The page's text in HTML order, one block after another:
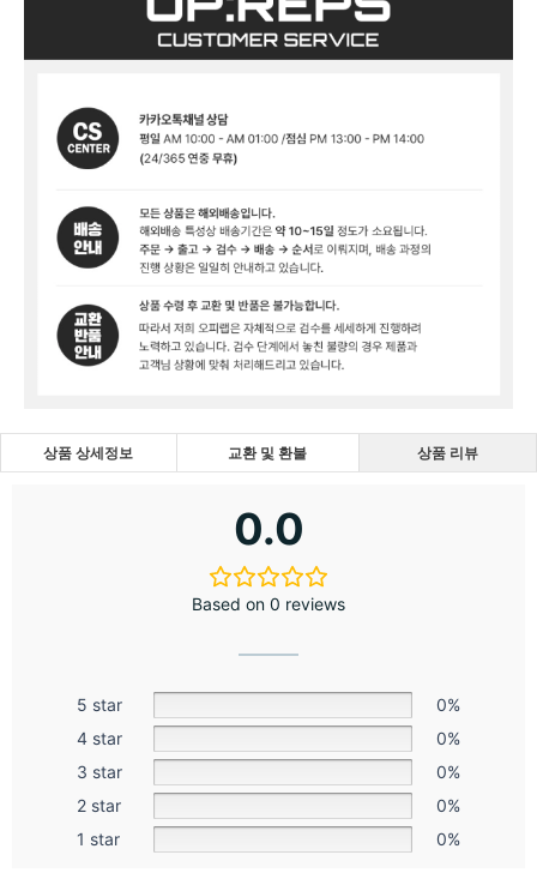
상품 상세정보 교환 및 환불 상품 리뷰
0.0
Based on 0 reviews
5 star
0%
4 star
0%
3 star
0%
2 star
0%
1 star
0%